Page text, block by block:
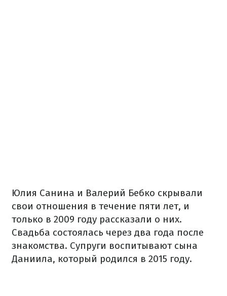
Юлия Санина и Валерий Бебко скрывали
свои отношения в течение пяти лет, и
только в 2009 году рассказали о них.
Свадьба состоялась через два года после
знакомства. Супруги воспитывают сына
Даниила, который родился в 2015 году.